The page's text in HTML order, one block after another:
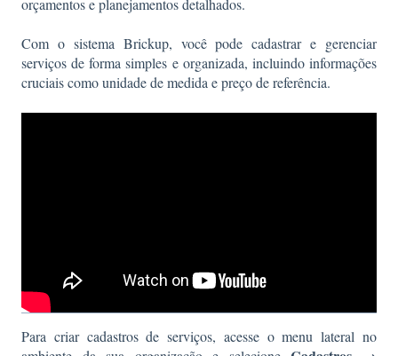
orçamentos e planejamentos detalhados.
Com o sistema Brickup, você pode cadastrar e gerenciar
serviços de forma simples e organizada, incluindo informações
cruciais como unidade de medida e preço de referência.
Para criar cadastros de serviços, acesse o menu lateral no